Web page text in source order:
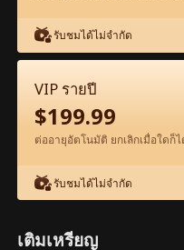
ตอน39-ภาพยนตร์
ภาพยนตร์เต็มเรื่อง
1-50 51-77
39 40
รับชมได้ไม่จำกัด
VIP รายปี
$199.99
ต่ออายุอัตโนมัติ ยกเลิกเมื่อใดก็
รับชมได้ไม่จำกัด
เติมเหรียญ